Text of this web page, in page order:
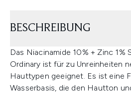
BESCHREIBUNG
Das Niacinamide 10% + Zinc 1%
Ordinary ist für zu Unreinheiten
Hauttypen geeignet. Es ist eine
Wasserbasis, die den Hautton